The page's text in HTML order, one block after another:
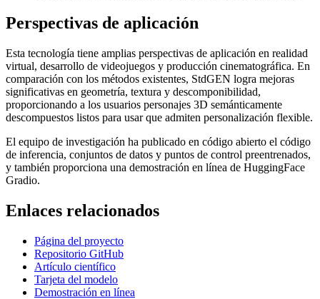
Perspectivas de aplicación
Esta tecnología tiene amplias perspectivas de aplicación en realidad
virtual, desarrollo de videojuegos y producción cinematográfica. En
comparación con los métodos existentes, StdGEN logra mejoras
significativas en geometría, textura y descomponibilidad,
proporcionando a los usuarios personajes 3D semánticamente
descompuestos listos para usar que admiten personalización flexible.
El equipo de investigación ha publicado en código abierto el código
de inferencia, conjuntos de datos y puntos de control preentrenados,
y también proporciona una demostración en línea de HuggingFace
Gradio.
Enlaces relacionados
Página del proyecto
Repositorio GitHub
Artículo científico
Tarjeta del modelo
Demostración en línea